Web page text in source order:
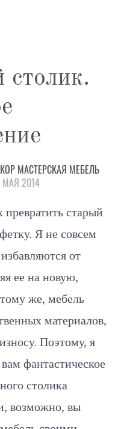
МАСТЕРСКАЯ МЕБЕЛЬ
МАЯ 2014
старый
Я не совсем
от
ее на новую,
же, мебель
материалов,
Поэтому, я
фантастическое
столика
возможно, вы